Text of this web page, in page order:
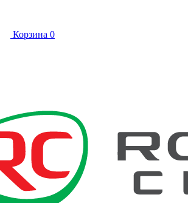
Корзина 0